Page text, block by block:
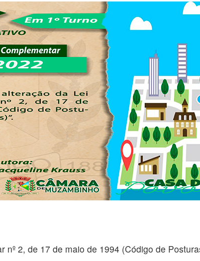
nº 2, de 17 de maio de 1994 (Código de